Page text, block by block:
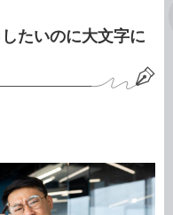
たいのに大文字に